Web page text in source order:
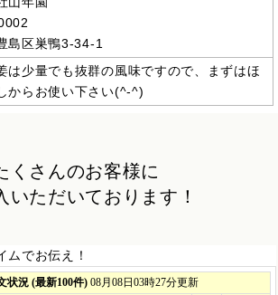
島区巣鴨3-34-1
は少量でも抜群の風味ですので、まずはほ
からお使い下さい(^-^)
くさんのお客様に
いただいております！
ムでお伝え！